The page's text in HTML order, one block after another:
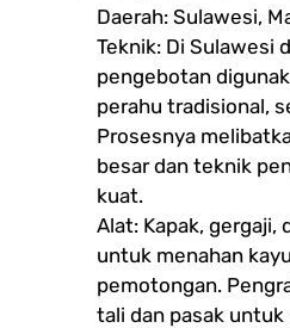
Daerah: Sulawesi,
Teknik: Di Sulawesi
pengebotan
perahu tradisional,
Prosesnya
besar dan teknik
kuat.
Alat: Kapak, gergaji,
untuk menahan
pemotongan.
tali dan pasak